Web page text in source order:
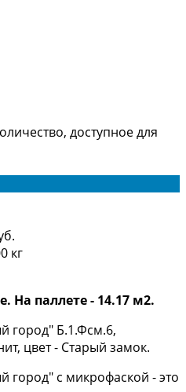
доступное для
кг
На паллете - 14.17 м2.
город" Б.1.Фсм.6,
цвет - Старый замок.
город" с микрофаской - это